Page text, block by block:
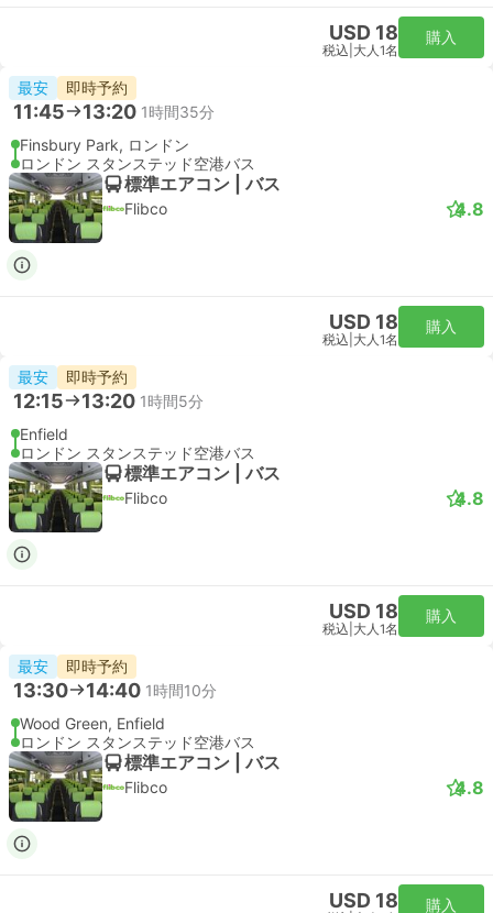
USD 32
税込 大人1名
購入
即時予約
16:21 17:10 49分
リバプールストリート駅, ロンドン
London Stansted Airport
スタンダード | 列車
Stansted Express
USD 32
税込 大人1名
購入
即時予約
17:05 18:00 55分
リバプールストリート駅, ロンドン
London Stansted Airport
スタンダード | 列車
Stansted Express
USD 32
税込 大人1名
購入
即時予約
17:35 18:27 52分
リバプールストリート駅, ロンドン
London Stansted Airport
スタンダード | 列車
Stansted Express
USD 32 購入